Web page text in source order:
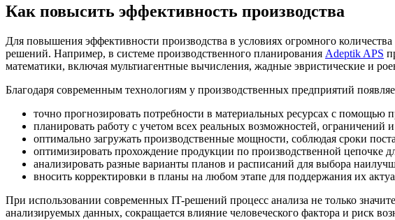
Как повысить эффективность производства
Для повышения эффективности производства в условиях огромного
решений. Например, в системе производственного планирования Adeptik APS
математики, включая мультиагентные вычисления, жадные эвристические и
Благодаря современным технологиям у производственных предприятий
точно прогнозировать потребности в материальных ресурсах с помощью
планировать работу с учетом всех реальных возможностей, ограничений
оптимально загружать производственные мощности, соблюдая сроки
оптимизировать прохождение продукции по производственной цепочке
анализировать разные варианты планов и расписаний для выбора
вносить корректировки в планы на любом этапе для поддержания их
При использовании современных IT-решений процесс анализа не только
анализируемых данных, сокращается влияние человеческого фактора и риск